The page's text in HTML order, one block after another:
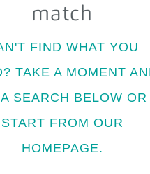
match
FIND WHAT YOU
TAKE A MOMENT
SEARCH BELOW OR
START FROM OUR
HOMEPAGE.